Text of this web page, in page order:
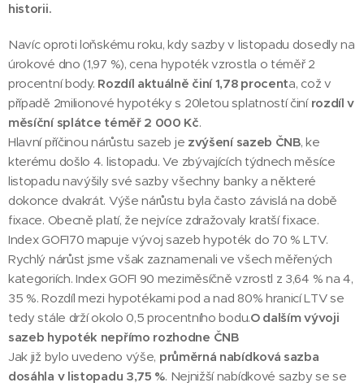
historii.
Navíc oproti loňskému roku, kdy sazby v listopadu dosedly na
úrokové dno (1,97 %), cena hypoték vzrostla o téměř 2
procentní body. Rozdíl aktuálně činí 1,78 procenta, což v
případě 2milionové hypotéky s 20letou splatností činí rozdíl v
měsíční splátce téměř 2 000 Kč.
Hlavní příčinou nárůstu sazeb je zvýšení sazeb ČNB, ke
kterému došlo 4. listopadu. Ve zbývajících týdnech měsíce
listopadu navýšily své sazby všechny banky a některé
dokonce dvakrát. Výše nárůstu byla často závislá na době
fixace. Obecně platí, že nejvíce zdražovaly kratší fixace.
Index GOFI70 mapuje vývoj sazeb hypoték do 70 % LTV.
Rychlý nárůst jsme však zaznamenali ve všech měřených
kategoriích. Index GOFI 90 meziměsíčně vzrostl z 3,64 % na 4,
35 %. Rozdíl mezi hypotékami pod a nad 80% hranicí LTV se
tedy stále drží okolo 0,5 procentního bodu.O dalším vývoji
sazeb hypoték nepřímo rozhodne ČNB
Jak již bylo uvedeno výše, průměrná nabídková sazba
dosáhla v listopadu 3,75 %. Nejnižší nabídkové sazby se se